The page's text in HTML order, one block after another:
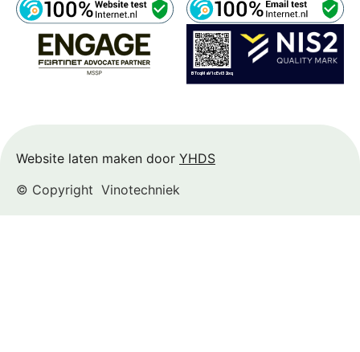
© Copyright Vinotechniek
Website laten maken door YHDS